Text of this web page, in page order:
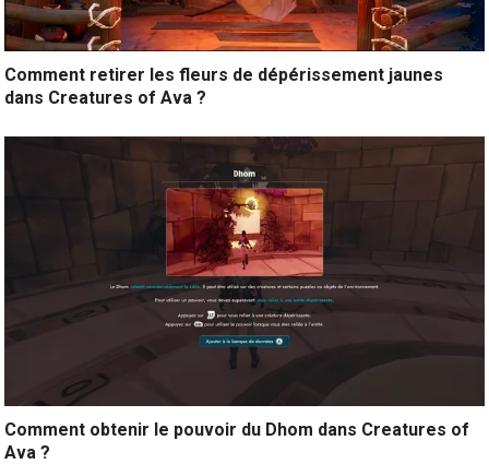
Comment retirer les fleurs de dépérissement jaunes
dans Creatures of Ava ?
Comment obtenir le pouvoir du Dhom dans Creatures of
Ava ?